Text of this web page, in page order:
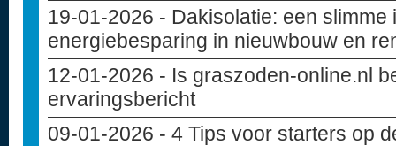
19-01-2026 - Dakisolatie: een
energiebesparing in nieuwbouw en
12-01-2026 - Is graszoden-online.nl
ervaringsbericht
09-01-2026 - 4 Tips voor starters op